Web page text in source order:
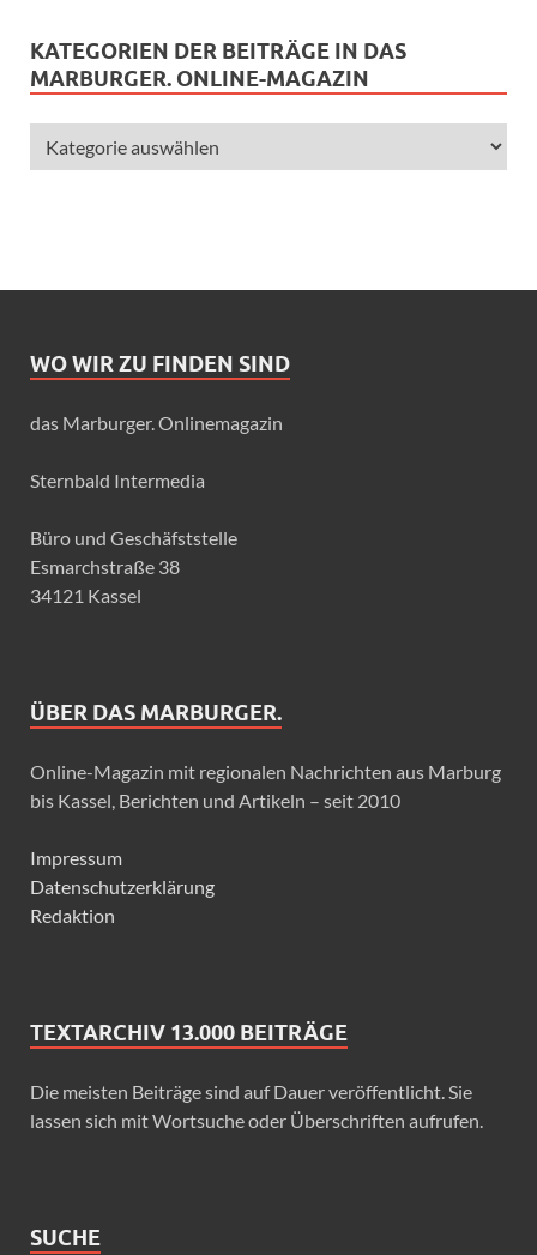
KATEGORIEN DER BEITRÄGE IN DAS
MARBURGER. ONLINE-MAGAZIN
WO WIR ZU FINDEN SIND
das Marburger. Onlinemagazin
Sternbald Intermedia
Büro und Geschäfststelle
Esmarchstraße 38
34121 Kassel
ÜBER DAS MARBURGER.
Online-Magazin mit regionalen Nachrichten aus Marburg
bis Kassel, Berichten und Artikeln – seit 2010
Impressum
Datenschutzerklärung
Redaktion
TEXTARCHIV 13.000 BEITRÄGE
Die meisten Beiträge sind auf Dauer veröffentlicht. Sie
lassen sich mit Wortsuche oder Überschriften aufrufen.
SUCHE